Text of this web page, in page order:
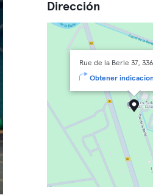
Dirección
Rue de la Berle 37,
Obtener